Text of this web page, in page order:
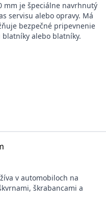
mm je špeciálne navrhnutý
servisu alebo opravy. Má
bezpečné pripevnenie
blatníky alebo blatníky.
v automobiloch na
škrabancami a